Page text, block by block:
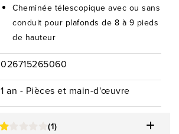
Cheminée télescopique avec ou sans
conduit pour plafonds de 8 à 9 pieds
de hauteur
026715265060
1 an - Pièces et main-d'œuvre
(1)